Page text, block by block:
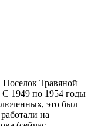
Поселок Травяной
С 1949 по 1954 годы
это был
на